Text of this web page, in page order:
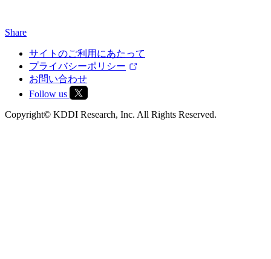
Share
サイトのご利用にあたって
プライバシーポリシー
お問い合わせ
Follow us
Copyright© KDDI Research, Inc. All Rights Reserved.